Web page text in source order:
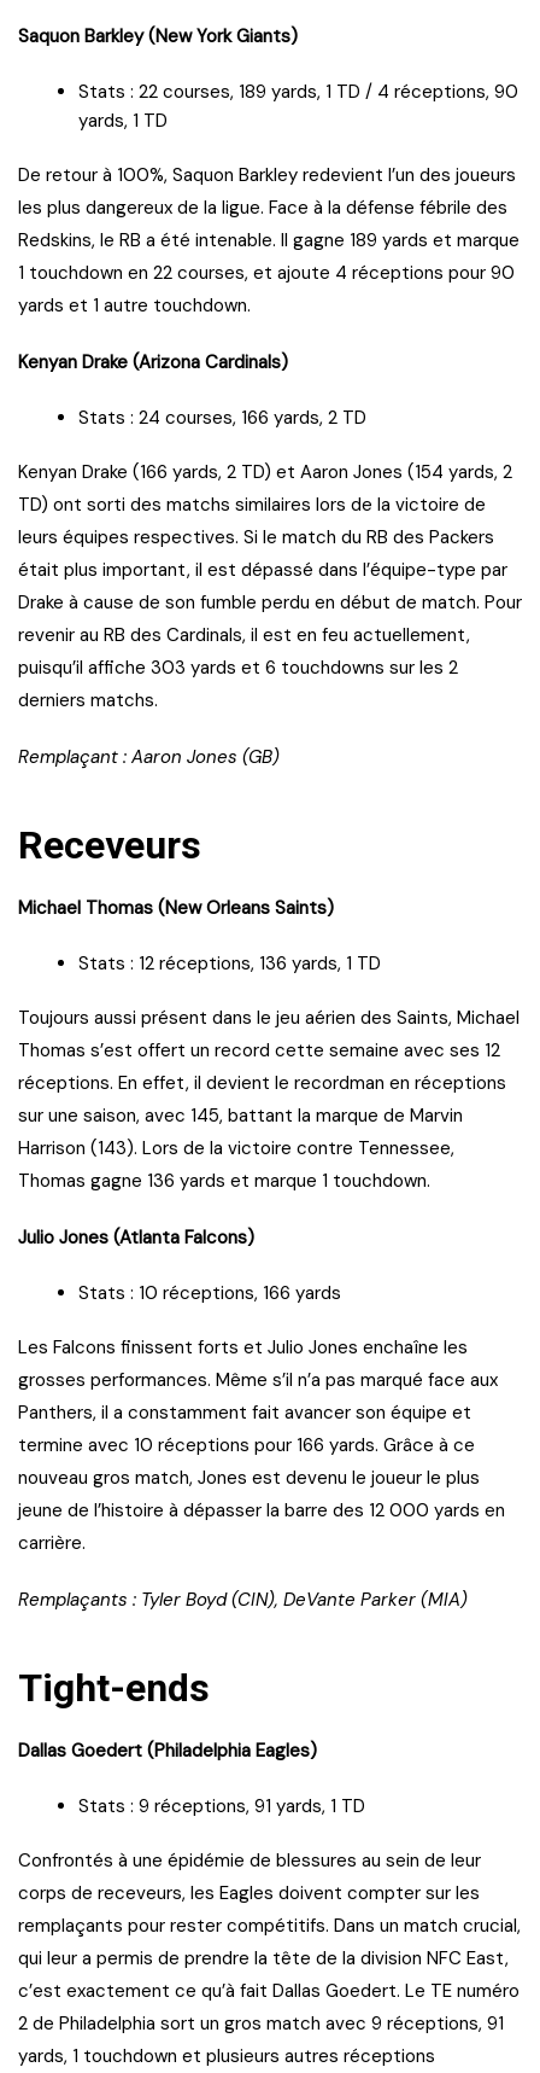
Saquon Barkley (New York Giants)
Stats : 22 courses, 189 yards, 1 TD / 4 réceptions, 90
yards, 1 TD
De retour à 100%, Saquon Barkley redevient l’un des joueurs
les plus dangereux de la ligue. Face à la défense fébrile des
Redskins, le RB a été intenable. Il gagne 189 yards et marque
1 touchdown en 22 courses, et ajoute 4 réceptions pour 90
yards et 1 autre touchdown.
Kenyan Drake (Arizona Cardinals)
Stats : 24 courses, 166 yards, 2 TD
Kenyan Drake (166 yards, 2 TD) et Aaron Jones (154 yards, 2
TD) ont sorti des matchs similaires lors de la victoire de
leurs équipes respectives. Si le match du RB des Packers
était plus important, il est dépassé dans l’équipe-type par
Drake à cause de son fumble perdu en début de match. Pour
revenir au RB des Cardinals, il est en feu actuellement,
puisqu’il affiche 303 yards et 6 touchdowns sur les 2
derniers matchs.
Remplaçant : Aaron Jones (GB)
Receveurs
Michael Thomas (New Orleans Saints)
Stats : 12 réceptions, 136 yards, 1 TD
Toujours aussi présent dans le jeu aérien des Saints, Michael
Thomas s’est offert un record cette semaine avec ses 12
réceptions. En effet, il devient le recordman en réceptions
sur une saison, avec 145, battant la marque de Marvin
Harrison (143). Lors de la victoire contre Tennessee,
Thomas gagne 136 yards et marque 1 touchdown.
Julio Jones (Atlanta Falcons)
Stats : 10 réceptions, 166 yards
Les Falcons finissent forts et Julio Jones enchaîne les
grosses performances. Même s’il n’a pas marqué face aux
Panthers, il a constamment fait avancer son équipe et
termine avec 10 réceptions pour 166 yards. Grâce à ce
nouveau gros match, Jones est devenu le joueur le plus
jeune de l’histoire à dépasser la barre des 12 000 yards en
carrière.
Remplaçants : Tyler Boyd (CIN), DeVante Parker (MIA)
Tight-ends
Dallas Goedert (Philadelphia Eagles)
Stats : 9 réceptions, 91 yards, 1 TD
Confrontés à une épidémie de blessures au sein de leur
corps de receveurs, les Eagles doivent compter sur les
remplaçants pour rester compétitifs. Dans un match crucial,
qui leur a permis de prendre la tête de la division NFC East,
c’est exactement ce qu’à fait Dallas Goedert. Le TE numéro
2 de Philadelphia sort un gros match avec 9 réceptions, 91
yards, 1 touchdown et plusieurs autres réceptions